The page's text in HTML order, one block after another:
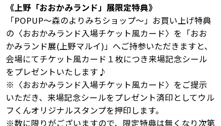
《上野「おおかみランド」展限定特典》
「POPUP～森のよりみちショップ～」お買い上げ特典
の〈おおかみランド入場チケット風カード〉を「おお
かみランド展(上野マルイ)」へご持参いただきますと、
会場にてチケット風カード１枚につき来場記念シール
をプレゼントいたします♪
※〈おおかみランド入場チケット風カード〉をご提示
いただき、来場記念シールをプレゼント済印としてウル
フくんオリジナルスタンプを押印します。
※数に限りがございますので、限定特典は無くなり次第